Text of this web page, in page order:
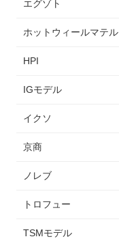
エグゾト
ホットウィールマテル
HPI
IGモデル
イクソ
京商
ノレブ
トロフュー
TSMモデル